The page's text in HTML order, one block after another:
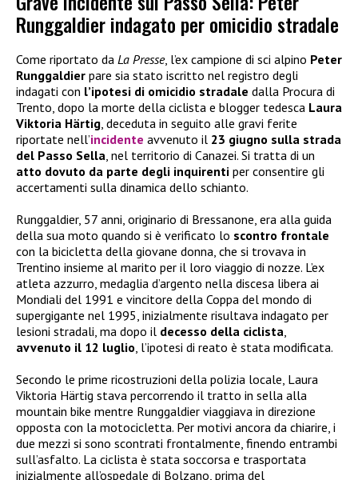
Runggaldier indagato per omicidio stradale
Come riportato da La Presse, l’ex campione di sci alpino Peter
Runggaldier pare sia stato iscritto nel registro degli
indagati con l’ipotesi di omicidio stradale dalla Procura di
Trento, dopo la morte della ciclista e blogger tedesca Laura
Viktoria Härtig, deceduta in seguito alle gravi ferite
riportate nell’incidente avvenuto il 23 giugno sulla strada
del Passo Sella, nel territorio di Canazei. Si tratta di un
atto dovuto da parte degli inquirenti per consentire gli
accertamenti sulla dinamica dello schianto.
Runggaldier, 57 anni, originario di Bressanone, era alla guida
della sua moto quando si è verificato lo scontro frontale
con la bicicletta della giovane donna, che si trovava in
Trentino insieme al marito per il loro viaggio di nozze. L’ex
atleta azzurro, medaglia d’argento nella discesa libera ai
Mondiali del 1991 e vincitore della Coppa del mondo di
supergigante nel 1995, inizialmente risultava indagato per
lesioni stradali, ma dopo il decesso della ciclista,
avvenuto il 12 luglio, l’ipotesi di reato è stata modificata.
Secondo le prime ricostruzioni della polizia locale, Laura
Viktoria Härtig stava percorrendo il tratto in sella alla
mountain bike mentre Runggaldier viaggiava in direzione
opposta con la motocicletta. Per motivi ancora da chiarire, i
due mezzi si sono scontrati frontalmente, finendo entrambi
sull’asfalto. La ciclista è stata soccorsa e trasportata
inizialmente all’ospedale di Bolzano, prima del